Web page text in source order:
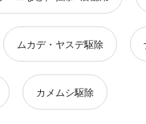
ムカデ・ヤスデ駆除
カメムシ駆除